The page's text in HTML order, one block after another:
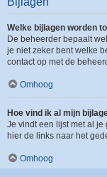
Welke bijlagen worden
De beheerder bepaalt
je niet zeker bent welke
contact op met de
Omhoog
Hoe vind ik al mijn
Je vindt een lijst met al
hier de links naar het
Omhoog